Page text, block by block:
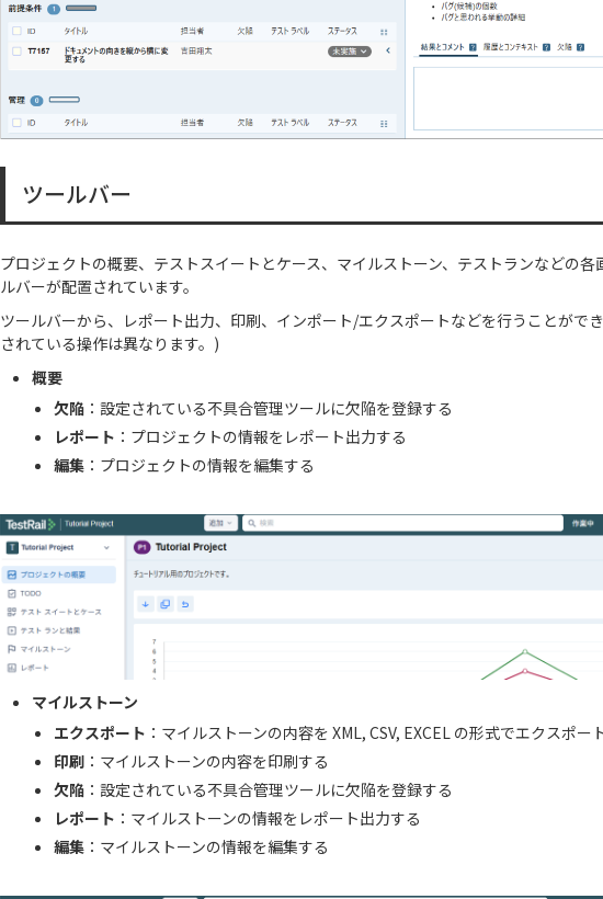
ツールバー
プロジェクトの概要、テストスイートとケース、マイルストーン、テストランなどの
ルバーが配置されています。
ツールバーから、レポート出力、印刷、インポート/エクスポートなどを行うことがで
されている操作は異なります。)
概要
欠陥 ：設定されている不具合管理ツールに欠陥を登録する
レポート ：プロジェクトの情報をレポート出力する
編集 ：プロジェクトの情報を編集する
マイルストーン
エクスポート ：マイルストーンの内容を XML, CSV, EXCEL の形式でエクスポー
印刷 ：マイルストーンの内容を印刷する
欠陥 ：設定されている不具合管理ツールに欠陥を登録する
レポート ：マイルストーンの情報をレポート出力する
編集 ：マイルストーンの情報を編集する